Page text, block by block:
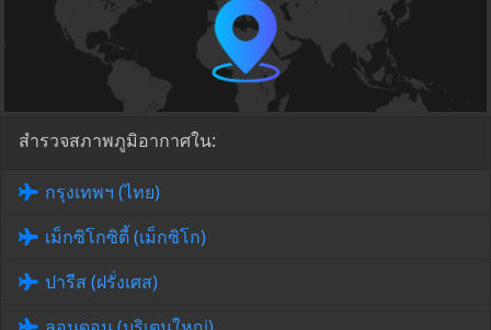
สำรวจสภาพภูมิอากาศใน:
กรุงเทพฯ (ไทย)
เม็กซิโกซิตี้ (เม็กซิโก)
ปารีส (ฝรั่งเศส)